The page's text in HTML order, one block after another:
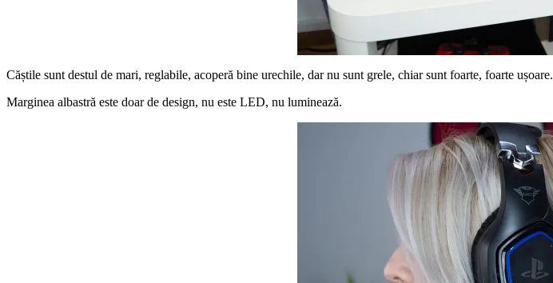
Căștile sunt destul de mari, reglabile, acoperă bine urechile, dar nu sunt grele, chiar sunt foarte, foarte ușoare.
Marginea albastră este doar de design, nu este LED, nu luminează.